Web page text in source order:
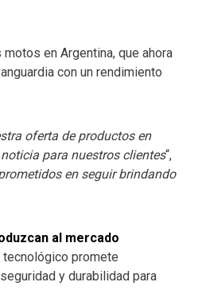
en Argentina, que ahora
con un rendimiento
oferta de productos en
para nuestros clientes“,
en seguir brindando
al mercado
tecnológico promete
y durabilidad para